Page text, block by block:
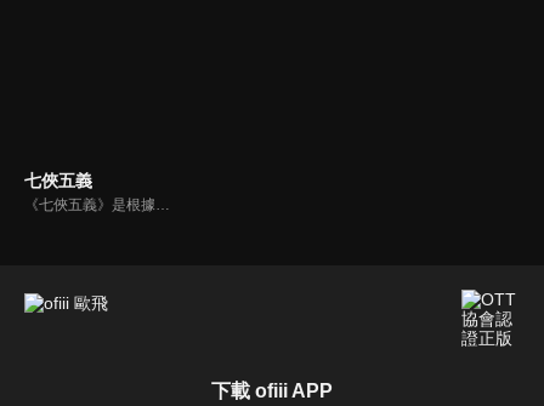
七俠五義
下載 ofiii APP